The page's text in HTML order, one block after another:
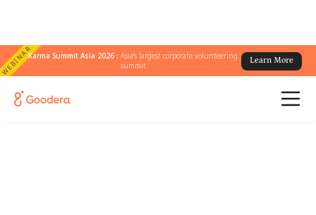
WEBINARKarma Summit Asia 2026 :Asia's largest corporate volunteering
summit
Learn More